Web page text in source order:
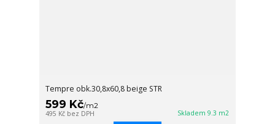
Tempre obk.30,8x60,8 beige STR
599 Kč/m2
495 Kč bez DPH Skladem 9.3 m2